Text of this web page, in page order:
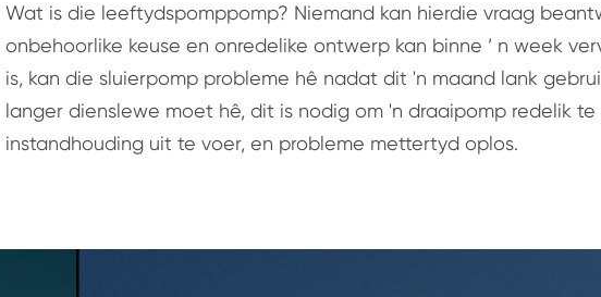
Wat is die leeftydspomppomp? Niemand kan hierdie vraag
onbehoorlike keuse en onredelike ontwerp kan binne ’ n week
is, kan die sluierpomp probleme hê nadat dit 'n maand lank
langer dienslewe moet hê, dit is nodig om 'n draaipomp redelik
instandhouding uit te voer, en probleme mettertyd oplos.